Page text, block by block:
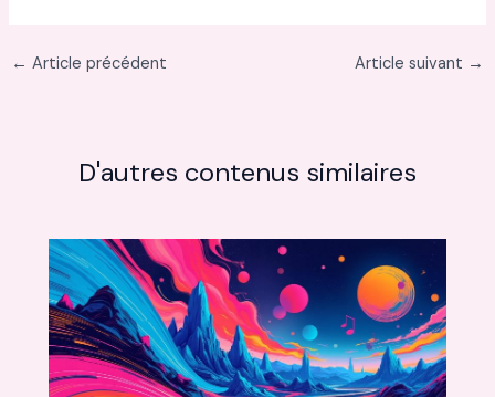
← Article précédent Article suivant →
D'autres contenus similaires